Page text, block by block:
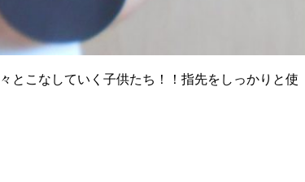
とこなしていく子供たち！！指先をしっかりと使